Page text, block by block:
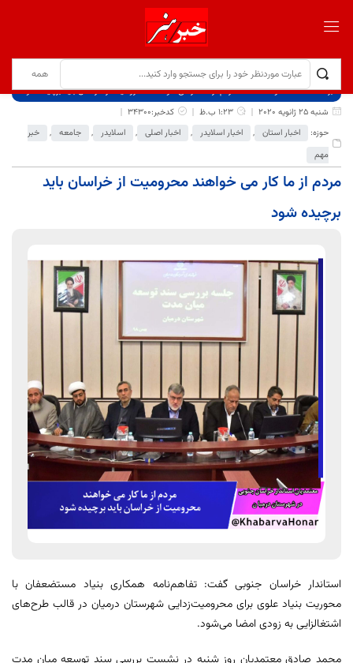
برگ نخست نوشته‌ها
مردم از ما کار می خواهند محرومیت از خراسان باید برچیده شود
شنبه 25 ژانویه 2020
1:23 ب.ظ
کدخبر:34300
حوزه:
اخبار استان , اخبار اسلایدر , اخبار اصلی , اسلایدر , جامعه ,
خبر
مهم
مردم از ما کار می خواهند محرومیت از خراسان باید
برچیده شود
استاندار خراسان جنوبی گفت: تفاهم‌نامه همکاری بنیاد مستضعفان با
محوریت بنیاد علوی برای محرومیت‌زدایی شهرستان درمیان در قالب طرح‌های
اشتغالزایی به زودی امضا می‌شود.